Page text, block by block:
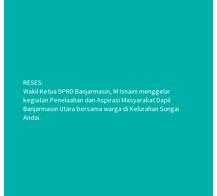
RESES:
Wakil Ketua DPRD Banjarmasin, M Isnaini menggelar
kegiatan Penelaahan dan Aspirasi Masyarakat Dapil
Banjarmasin Utara bersama warga di Kelurahan Sungai
Andai.